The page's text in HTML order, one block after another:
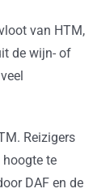
van HTM,
de wijn- of
Reizigers
te
DAF en de